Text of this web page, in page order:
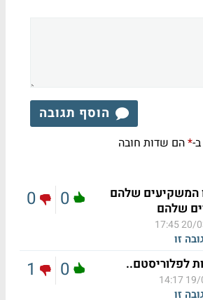
הוסף תגובה
*הם שדות חובה
המשקיעים שלהם
שלהם
20/03/
זו
0
0
לפלוריסטם..
19/
זו
0
1